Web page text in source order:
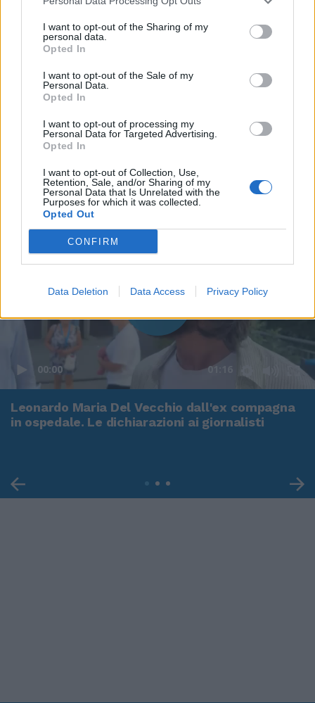
I want to opt-out of the Sharing of my
personal data.
Opted In
I want to opt-out of the Sale of my
Personal Data.
Opted In
I want to opt-out of processing my
Personal Data for Targeted Advertising.
Opted In
I want to opt-out of Collection, Use,
Retention, Sale, and/or Sharing of my
Personal Data that Is Unrelated with the
Purposes for which it was collected.
Opted Out
CONFIRM
Data Deletion Data Access Privacy Policy
00:00 01:16
Leonardo Maria Del Vecchio dall'ex compagna
in ospedale. Le dichiarazioni ai giornalisti